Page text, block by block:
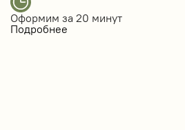
Оформим за 20 минут
Подробнее